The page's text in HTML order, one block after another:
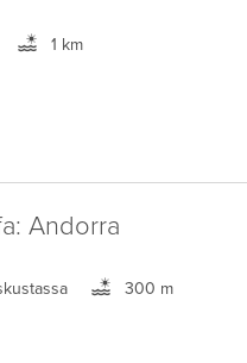
1 km
Andorra
300 m